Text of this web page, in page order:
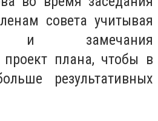
совета учитывая
и замечания
проект плана, чтобы в
результативных